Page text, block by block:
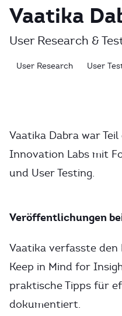
Vaatika
User Research &
User Research User
Vaatika Dabra war
Innovation Labs mit
und User Testing.
Veröffentlichungen
Vaatika verfasste den
Keep in Mind for
praktische Tipps für
dokumentiert.